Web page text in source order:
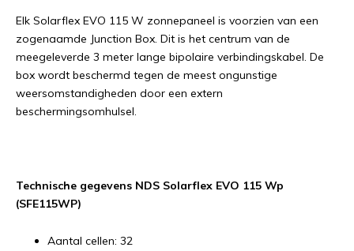
Elk Solarflex EVO 115 W zonnepaneel is voorzien van een
zogenaamde Junction Box. Dit is het centrum van de
meegeleverde 3 meter lange bipolaire verbindingskabel. De
box wordt beschermd tegen de meest ongunstige
weersomstandigheden door een extern
beschermingsomhulsel.
Technische gegevens NDS Solarflex EVO 115 Wp
(SFE115WP)
Aantal cellen: 32